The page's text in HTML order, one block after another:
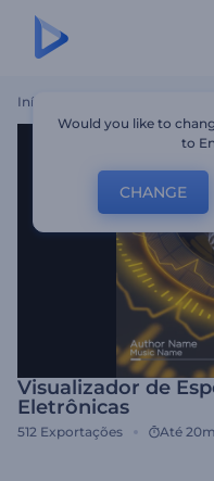
Início
Visualizador de
Eletrônicas
512 Exportações Até
Would you like to
to
CHANGE